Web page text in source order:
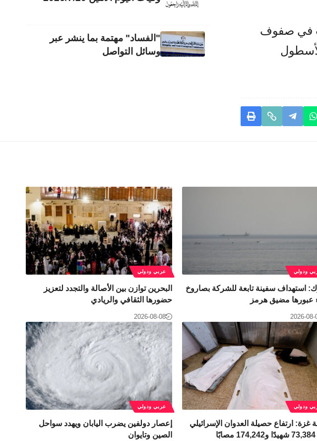
في صفوف
"الفساد" مهتمة بما ينشر عبر
وسائل التواصل
ودولي
استهداف سفينة تابعة للشركة بصاروخ
عبورها مضيق هرمز
2026-08-
عربي ودولي
البحرين توازن بين الأصالة والتجدد لتعزيز
حضورها الثقافي والريادي
2026-08-08
ودولي
غزة: ارتفاع حصيلة العدوان الإسرائيلي
عربي ودولي
إعصار دولفين يضرب اليابان ويهدد سواحل
الصين وتايوان